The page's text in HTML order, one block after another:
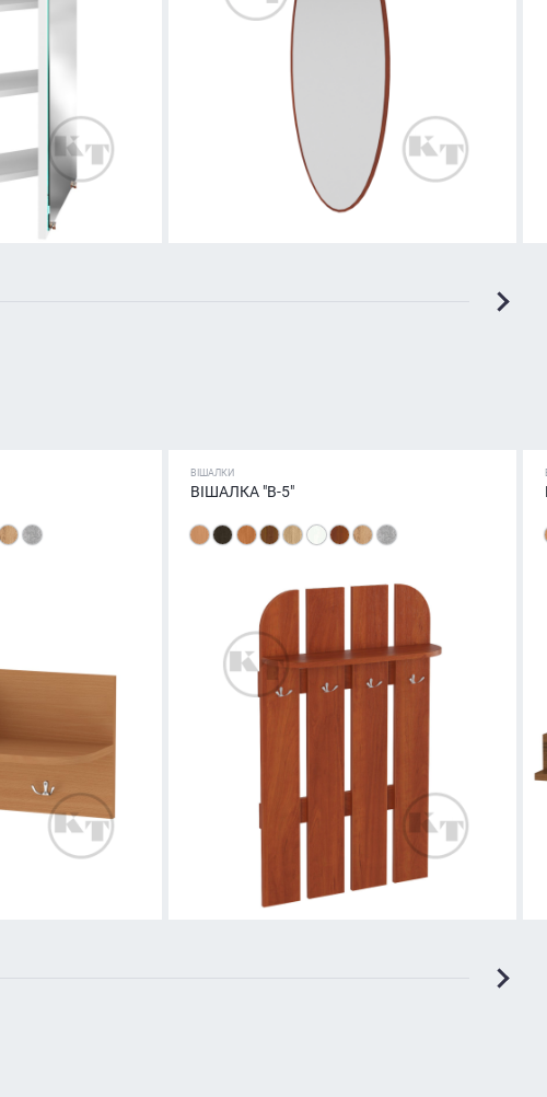
ВІШАЛКИ
ВІШАЛКА "В-5"